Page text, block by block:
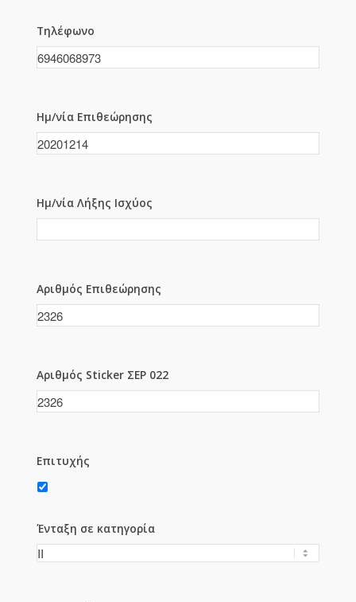
Τηλέφωνο
Ημ/νία Επιθεώρησης
Ημ/νία Λήξης Ισχύος
Αριθμός Επιθεώρησης
Αριθμός Sticker ΣΕΡ 022
Επιτυχής
Ένταξη σε κατηγορία